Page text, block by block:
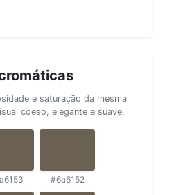
e saturação da mesma
coeso, elegante e suave.
#6a6152